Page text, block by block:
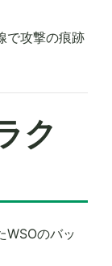
で攻撃の痕跡
ク
WSOのバッ